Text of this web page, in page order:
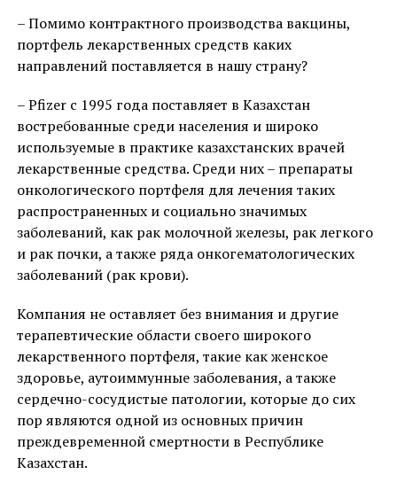
– Помимо контрактного производства вакцины,
портфель лекарственных средств каких
направлений поставляется в нашу страну?
– Pfizer с 1995 года поставляет в Казахстан
востребованные среди населения и широко
используемые в практике казахстанских врачей
лекарственные средства. Среди них – препараты
онкологического портфеля для лечения таких
распространенных и социально значимых
заболеваний, как рак молочной железы, рак легкого
и рак почки, а также ряда онкогематологических
заболеваний (рак крови).
Компания не оставляет без внимания и другие
терапевтические области своего широкого
лекарственного портфеля, такие как женское
здоровье, аутоиммунные заболевания, а также
сердечно-сосудистые патологии, которые до сих
пор являются одной из основных причин
преждевременной смертности в Республике
Казахстан.